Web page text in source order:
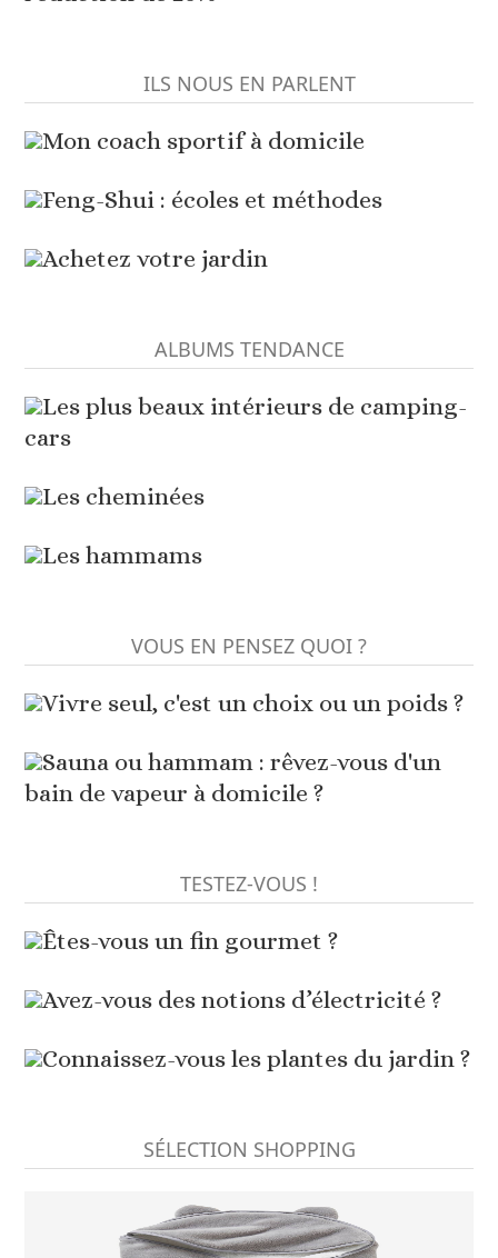
ILS NOUS EN PARLENT
Mon coach sportif à domicile
Feng-Shui : écoles et méthodes
Achetez votre jardin
ALBUMS TENDANCE
Les plus beaux intérieurs de camping-
cars
Les cheminées
Les hammams
VOUS EN PENSEZ QUOI ?
Vivre seul, c'est un choix ou un poids ?
Sauna ou hammam : rêvez-vous d'un
bain de vapeur à domicile ?
TESTEZ-VOUS !
Êtes-vous un fin gourmet ?
Avez-vous des notions d’électricité ?
Connaissez-vous les plantes du jardin ?
SÉLECTION SHOPPING